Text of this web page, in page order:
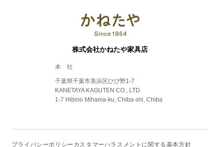
株式会社かねたや家具店
本 社
千葉県千葉市美浜区ひび野1-7
KANETAYA KAGUTEN CO., LTD.
1-7 Hibino Mihama-ku, Chiba-shi, Chiba
プライバシーポリシー カスタマーハラスメントに関する基本方針